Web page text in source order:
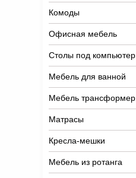
Комоды
Офисная мебель
Столы под компьютер
Мебель для ванной
Мебель трансформер
Матрасы
Кресла-мешки
Мебель из ротанга